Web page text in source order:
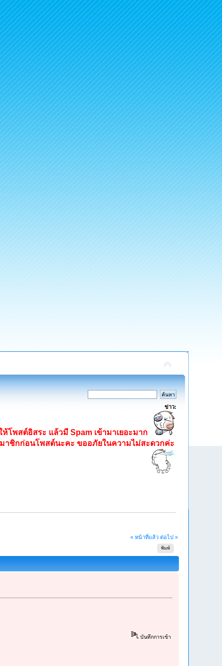
ข่าว:
ห้โพสต์อิสระ แล้วมี Spam เข้ามาเยอะมาก
าชิกก่อนโพสต์นะคะ ขออภัยในความไม่สะดวกค่ะ
« หน้าที่แล้ว ต่อไป »
พิมพ์
บันทึกการเข้า